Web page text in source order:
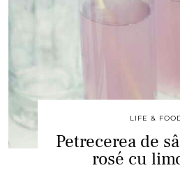
LIFE &
Petrecerea de
rosé cu